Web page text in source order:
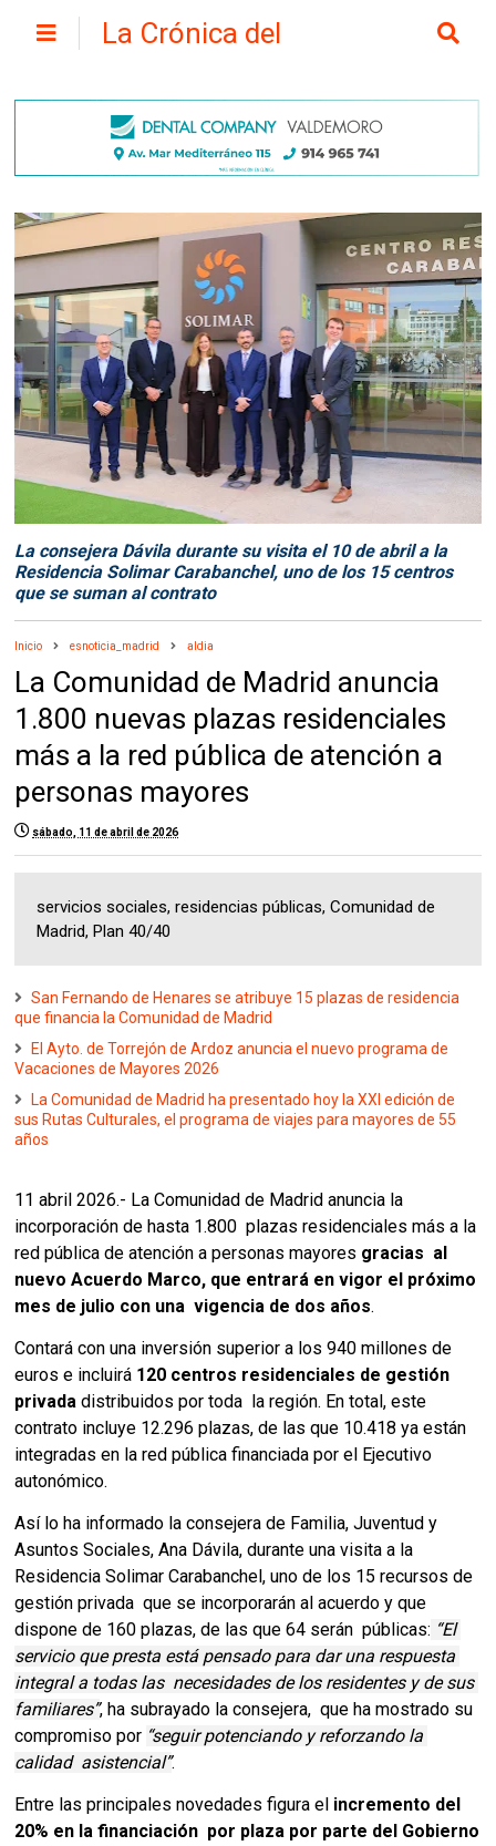
La Crónica del
La consejera Dávila durante su visita el 10 de abril a la
Residencia Solimar Carabanchel, uno de los 15 centros
que se suman al contrato
Inicio esnoticia_madrid aldia
La Comunidad de Madrid anuncia
1.800 nuevas plazas residenciales
más a la red pública de atención a
personas mayores
sábado, 11 de abril de 2026
servicios sociales, residencias públicas, Comunidad de
Madrid, Plan 40/40
San Fernando de Henares se atribuye 15 plazas de residencia
que financia la Comunidad de Madrid
El Ayto. de Torrejón de Ardoz anuncia el nuevo programa de
Vacaciones de Mayores 2026
La Comunidad de Madrid ha presentado hoy la XXI edición de
sus Rutas Culturales, el programa de viajes para mayores de 55
años
11 abril 2026.- La Comunidad de Madrid anuncia la
incorporación de hasta 1.800  plazas residenciales más a la
red pública de atención a personas mayores gracias  al
nuevo Acuerdo Marco, que entrará en vigor el próximo
mes de julio con una  vigencia de dos años.
Contará con una inversión superior a los 940 millones de
euros e incluirá 120 centros residenciales de gestión
privada distribuidos por toda  la región. En total, este
contrato incluye 12.296 plazas, de las que 10.418 ya están
integradas en la red pública financiada por el Ejecutivo
autonómico.
Así lo ha informado la consejera de Familia, Juventud y
Asuntos Sociales, Ana Dávila, durante una visita a la
Residencia Solimar Carabanchel, uno de los 15 recursos de
gestión privada  que se incorporarán al acuerdo y que
dispone de 160 plazas, de las que 64 serán  públicas: “El
servicio que presta está pensado para dar una respuesta
integral a todas las  necesidades de los residentes y de sus
familiares”, ha subrayado la consejera,  que ha mostrado su
compromiso por “seguir potenciando y reforzando la
calidad  asistencial”.
Entre las principales novedades figura el incremento del
20% en la financiación  por plaza por parte del Gobierno